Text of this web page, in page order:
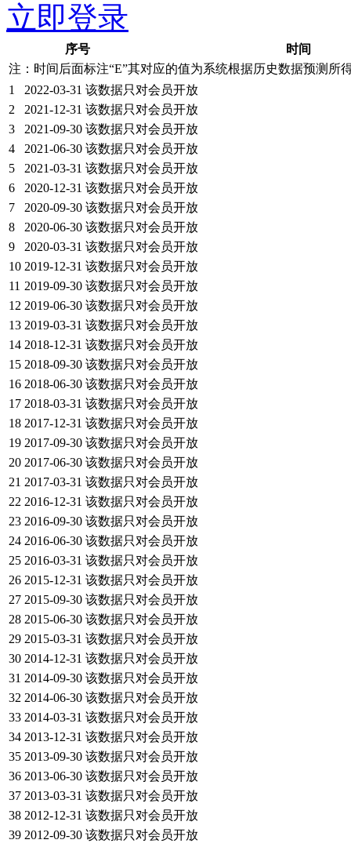
立即登录
序号
时间
注：时间后面标注“E”其对应的值为系统根据历史数据预测所
1
2022-03-31 该数据只对会员开放
2
2021-12-31 该数据只对会员开放
3
2021-09-30 该数据只对会员开放
4
2021-06-30 该数据只对会员开放
5
2021-03-31 该数据只对会员开放
6
2020-12-31 该数据只对会员开放
7
2020-09-30 该数据只对会员开放
8
2020-06-30 该数据只对会员开放
9
2020-03-31 该数据只对会员开放
10 2019-12-31 该数据只对会员开放
11 2019-09-30 该数据只对会员开放
12 2019-06-30 该数据只对会员开放
13 2019-03-31 该数据只对会员开放
14 2018-12-31 该数据只对会员开放
15 2018-09-30 该数据只对会员开放
16 2018-06-30 该数据只对会员开放
17 2018-03-31 该数据只对会员开放
18 2017-12-31 该数据只对会员开放
19 2017-09-30 该数据只对会员开放
20 2017-06-30 该数据只对会员开放
21 2017-03-31 该数据只对会员开放
22 2016-12-31 该数据只对会员开放
23 2016-09-30 该数据只对会员开放
24 2016-06-30 该数据只对会员开放
25 2016-03-31 该数据只对会员开放
26 2015-12-31 该数据只对会员开放
27 2015-09-30 该数据只对会员开放
28 2015-06-30 该数据只对会员开放
29 2015-03-31 该数据只对会员开放
30 2014-12-31 该数据只对会员开放
31 2014-09-30 该数据只对会员开放
32 2014-06-30 该数据只对会员开放
33 2014-03-31 该数据只对会员开放
34 2013-12-31 该数据只对会员开放
35 2013-09-30 该数据只对会员开放
36 2013-06-30 该数据只对会员开放
37 2013-03-31 该数据只对会员开放
38 2012-12-31 该数据只对会员开放
39 2012-09-30 该数据只对会员开放